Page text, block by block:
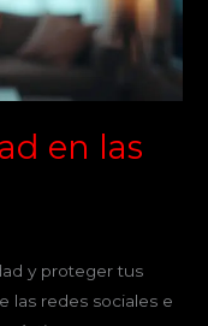
en las
y proteger tus
las redes sociales e